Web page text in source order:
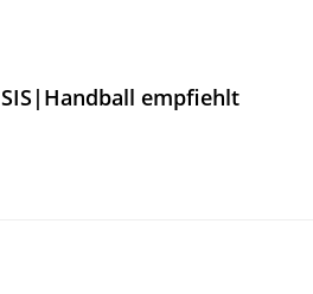
SIS|Handball empfiehlt